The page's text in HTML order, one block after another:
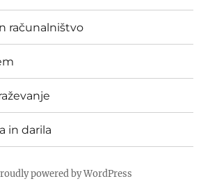
računalništvo
in darila
powered by WordPress